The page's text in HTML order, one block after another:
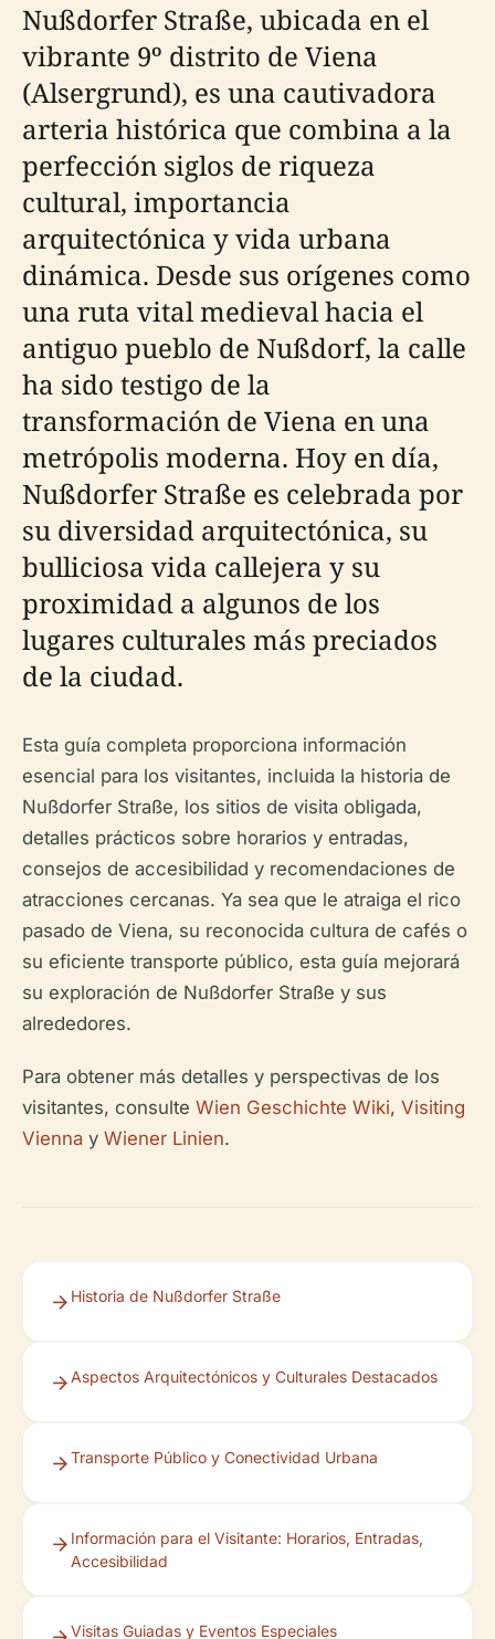
Nußdorfer Straße, ubicada en el
vibrante 9º distrito de Viena
(Alsergrund), es una cautivadora
arteria histórica que combina a la
perfección siglos de riqueza
cultural, importancia
arquitectónica y vida urbana
dinámica. Desde sus orígenes como
una ruta vital medieval hacia el
antiguo pueblo de Nußdorf, la calle
ha sido testigo de la
transformación de Viena en una
metrópolis moderna. Hoy en día,
Nußdorfer Straße es celebrada por
su diversidad arquitectónica, su
bulliciosa vida callejera y su
proximidad a algunos de los
lugares culturales más preciados
de la ciudad.
Esta guía completa proporciona información
esencial para los visitantes, incluida la historia de
Nußdorfer Straße, los sitios de visita obligada,
detalles prácticos sobre horarios y entradas,
consejos de accesibilidad y recomendaciones de
atracciones cercanas. Ya sea que le atraiga el rico
pasado de Viena, su reconocida cultura de cafés o
su eficiente transporte público, esta guía mejorará
su exploración de Nußdorfer Straße y sus
alrededores.
Para obtener más detalles y perspectivas de los
visitantes, consulte Wien Geschichte Wiki, Visiting
Vienna y Wiener Linien.
Historia de Nußdorfer Straße
Aspectos Arquitectónicos y Culturales Destacados
Transporte Público y Conectividad Urbana
Información para el Visitante: Horarios, Entradas,
Accesibilidad
Visitas Guiadas y Eventos Especiales